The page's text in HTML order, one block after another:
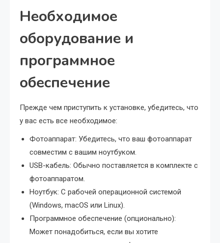
Необходимое
оборудование и
программное
обеспечение
Прежде чем приступить к установке, убедитесь, что
у вас есть все необходимое:
Фотоаппарат: Убедитесь, что ваш фотоаппарат
совместим с вашим ноутбуком.
USB-кабель: Обычно поставляется в комплекте с
фотоаппаратом.
Ноутбук: С рабочей операционной системой
(Windows, macOS или Linux).
Программное обеспечение (опционально):
Может понадобиться, если вы хотите